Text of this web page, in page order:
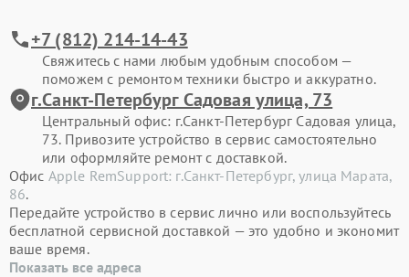
+7 (812) 214-14-43
Свяжитесь с нами любым удобным способом —
поможем с ремонтом техники быстро и аккуратно.
г.Санкт-Петербург Садовая улица, 73
Центральный офис: г.Санкт-Петербург Садовая улица,
73. Привозите устройство в сервис самостоятельно
или оформляйте ремонт с доставкой.
Офис Apple RemSupport: г.Санкт-Петербург, улица Марата,
86.
Передайте устройство в сервис лично или воспользуйтесь
бесплатной сервисной доставкой — это удобно и экономит
ваше время.
Показать все адреса